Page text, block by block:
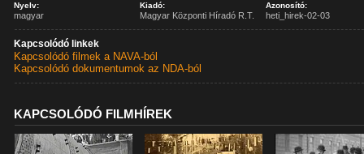
Nyelv:
magyar
Kiadó:
Magyar Központi Híradó R.T.
Azonosító:
heti_hirek-02-03
Kapcsolódó linkek
Kapcsolódó filmek a NAVA-ból
Kapcsolódó dokumentumok az NDA-ból
KAPCSOLÓDÓ FILMHÍREK